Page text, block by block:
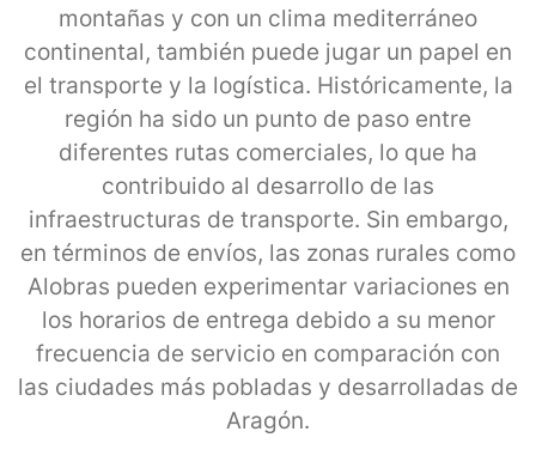
montañas y con un clima mediterráneo
continental, también puede jugar un papel en
el transporte y la logística. Históricamente, la
región ha sido un punto de paso entre
diferentes rutas comerciales, lo que ha
contribuido al desarrollo de las
infraestructuras de transporte. Sin embargo,
en términos de envíos, las zonas rurales como
Alobras pueden experimentar variaciones en
los horarios de entrega debido a su menor
frecuencia de servicio en comparación con
las ciudades más pobladas y desarrolladas de
Aragón.